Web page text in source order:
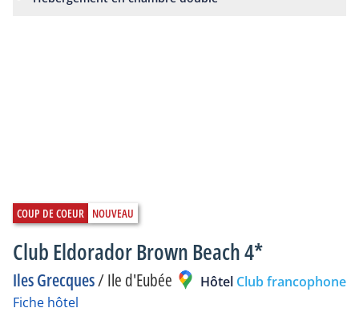
Club Eldorador Brown Beach 4*
Iles Grecques/Ile d'Eubée Hôtel Club francophone
Fiche hôtel